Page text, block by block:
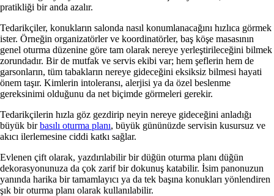
pratikliği bir anda azalır.
Tedarikçiler, konukların salonda nasıl konumlanacağını hızlıca görmek
ister. Örneğin organizatörler ve koordinatörler, baş köşe masasının
genel oturma düzenine göre tam olarak nereye yerleştirileceğini bilmek
zorundadır. Bir de mutfak ve servis ekibi var; hem şeflerin hem de
garsonların, tüm tabakların nereye gideceğini eksiksiz bilmesi hayati
önem taşır. Kimlerin intoleransı, alerjisi ya da özel beslenme
gereksinimi olduğunu da net biçimde görmeleri gerekir.
Tedarikçilerin hızla göz gezdirip neyin nereye gideceğini anladığı
büyük birbasılı oturma planı, büyük gününüzde servisin kusursuz ve
akıcı ilerlemesine ciddi katkı sağlar.
Evlenen çift olarak, yazdırılabilir bir düğün oturma planı düğün
dekorasyonunuza da çok zarif bir dokunuş katabilir. İsim panonuzun
yanında harika bir tamamlayıcı ya da tek başına konukları yönlendiren
şık bir oturma planı olarak kullanılabilir.